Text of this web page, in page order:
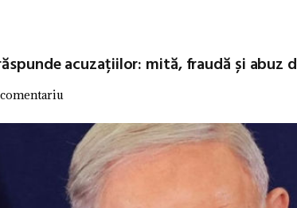
acuzațiilor: mită, fraudă și abuz